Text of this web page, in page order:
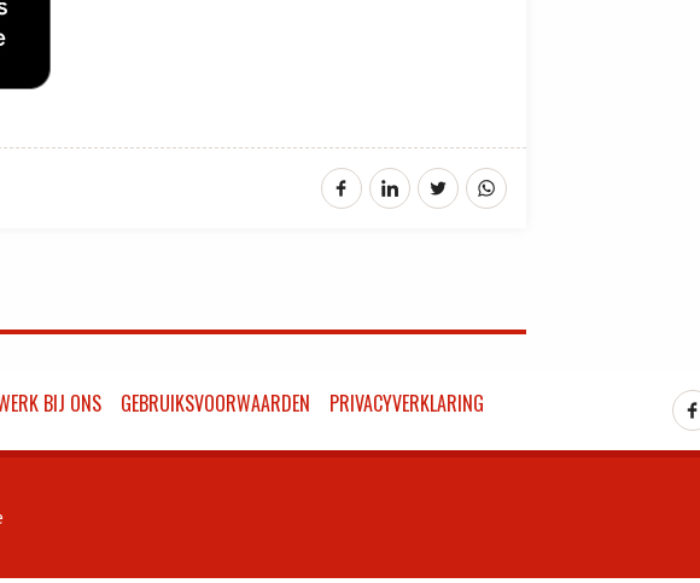
BIJ ONS GEBRUIKSVOORWAARDEN PRIVACYVERKLARING